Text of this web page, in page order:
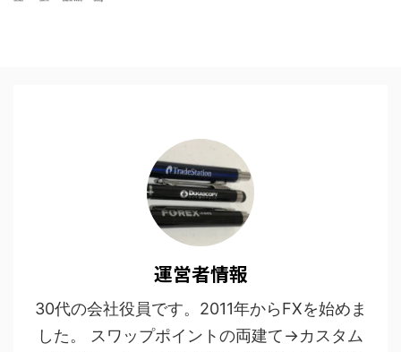
運営者情報
30代の会社役員です。2011年からFXを始めま
した。 スワップポイントの両建て→カスタム